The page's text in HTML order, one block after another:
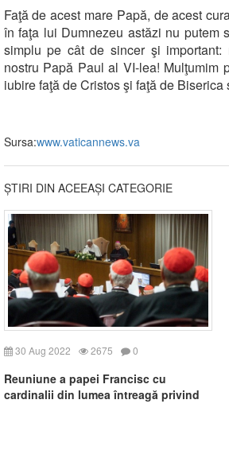
Faţă de acest mare Papă, de acest
în faţa lui Dumnezeu astăzi nu putem
simplu pe cât de sincer şi
nostru Papă Paul al VI-lea! Mulţumim
iubire faţă de Cristos şi faţă de Biserica
Sursa:www.vaticannews.va
ȘTIRI DIN ACEEAȘI CATEGORIE
30 Aug 2022 2675 0
Reuniune a papei Francisc cu
cardinalii din lumea întreagă privind